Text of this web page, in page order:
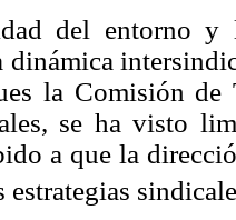
del entorno y
dinámica
la Comisión de
se ha visto
a que la
estrategias